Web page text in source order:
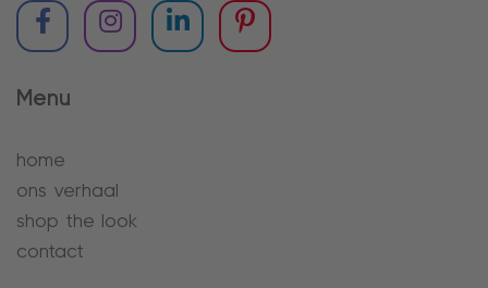
Menu
home
ons verhaal
shop the look
contact